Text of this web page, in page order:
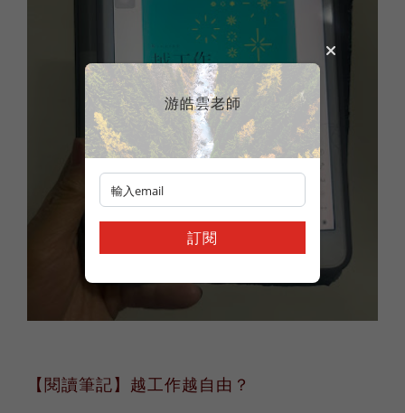
【閱讀筆記】越工作越自由？
游皓雲老師
訂閱